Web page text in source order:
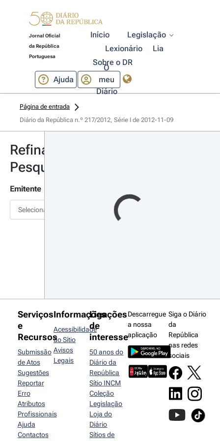
Jornal Oficial
da República
Portuguesa
Início
Legislação
Lexionário
Lia
Sobre o DR
Ajuda
O
meu
Diário
Página de entrada
Diário da República n.º 217/2012, Série I de 2012-11-09
Refinar
Pesquisa
Emitente
Selecionar
Serviços
e
Recursos
Submissão
de Atos
Sugestões
Reportar
Erro
Atributos
Profissionais
Ajuda
Contactos
Informações
Acessibilidade
do Sítio
Avisos
Legais
Ligações
de
interesse
50 anos do
Diário da
República
Sítio INCM
Coleção
Legislação
Loja do
Diário
Sítios de
Descarregue
a nossa
aplicação
Siga o Diário
da
República
nas redes
sociais